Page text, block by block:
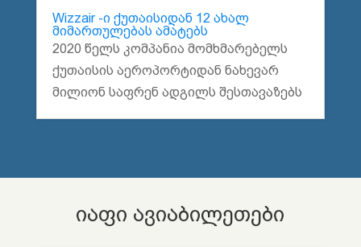
Wizzair -ი ქუთაისიდან 12 ახალ
მიმართულებას ამატებს
2020 წელს კომპანია მომხმარებელს
ქუთაისის აეროპორტიდან ნახევარ
მილიონ საფრენ ადგილს შესთავაზებს
იაფი ავიაბილეთები